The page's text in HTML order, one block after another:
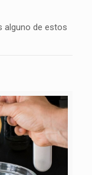
alguno de estos